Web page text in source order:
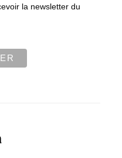
la newsletter du